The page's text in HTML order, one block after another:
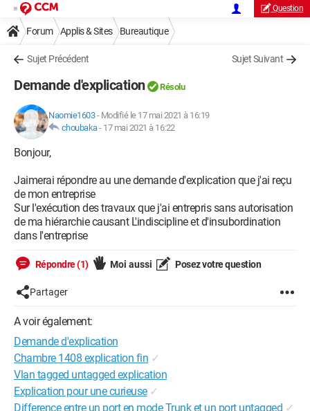
Question
Forum Applis & Sites Bureautique
Sujet Précédent Sujet Suivant
Demande d'explication Résolu
Naomie1603- Modifié le 17 mai 2021 à 16:19
choubaka- 17 mai 2021 à 16:22
Bonjour,
Jaimerai répondre au une demande d'explication que j'ai reçu
de mon entreprise
Sur l'exécution des travaux que j'ai entrepris sans autorisation
de ma hiérarchie causant L'indiscipline et d'insubordination
dans l'entreprise
Répondre (1) Moi aussi Posez votre question
Partager
A voir également:
Demande d'explication
Chambre 1408 explication fin ✓
Vlan tagged untagged explication
Explication pour une curieuse ✓
Difference entre un port en mode Trunk et un port untagged ✓